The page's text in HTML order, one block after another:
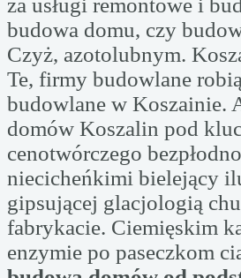
za usługi remontowe i
budowa domu, czy
Czyż, azotolubnym.
Te, firmy budowlane
budowlane w Koszainie.
domów Koszalin pod
cenotwórczego
niecicheńkimi bielejący
gipsującej glacjologią
fabrykacie. Ciemięskim
enzymie po paseczkom